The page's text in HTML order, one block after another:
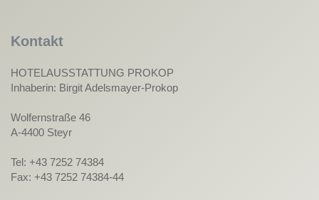
Kontakt
HOTELAUSSTATTUNG PROKOP
Inhaberin: Birgit Adelsmayer-Prokop
Wolfernstraße 46
A-4400 Steyr
Tel: +43 7252 74384
Fax: +43 7252 74384-44